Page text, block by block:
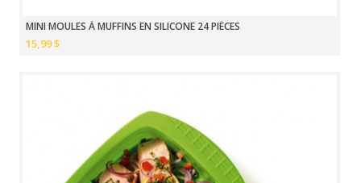
MINI MOULES À MUFFINS EN SILICONE 24 PIÈCES
15,99 $